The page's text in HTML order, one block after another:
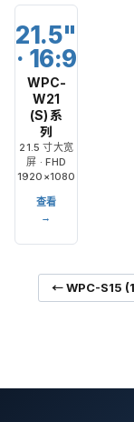
21.5"
· 16:9
WPC-
W21
(S) 系
列
21.5 寸大宽
屏 · FHD
1920×1080
查看
→
← WPC-S15